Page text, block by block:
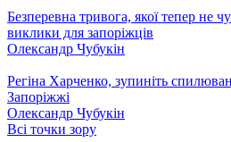
Безперевна тривога, якої тепер не
виклики для запоріжців
Олександр Чубукін
Регіна Харченко, зупиніть
Запоріжжі
Олександр Чубукін
Всі точки зору